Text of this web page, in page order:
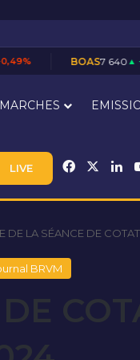
7 640 ▲ +0,53%
MARCHES
LIVE Facebook
DE LA SÉANCE DE
BRVM